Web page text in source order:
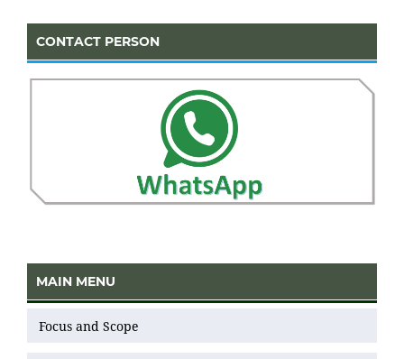
CONTACT PERSON
MAIN MENU
Focus and Scope